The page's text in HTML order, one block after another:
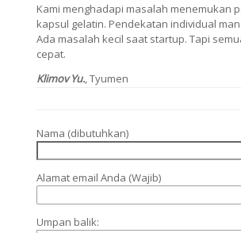
Kami menghadapi masalah menemukan
kapsul gelatin. Pendekatan individual
Ada masalah kecil saat startup. Tapi
cepat.
Klimov Yu., Tyumen
Nama (dibutuhkan)
Alamat email Anda (Wajib)
Umpan balik: